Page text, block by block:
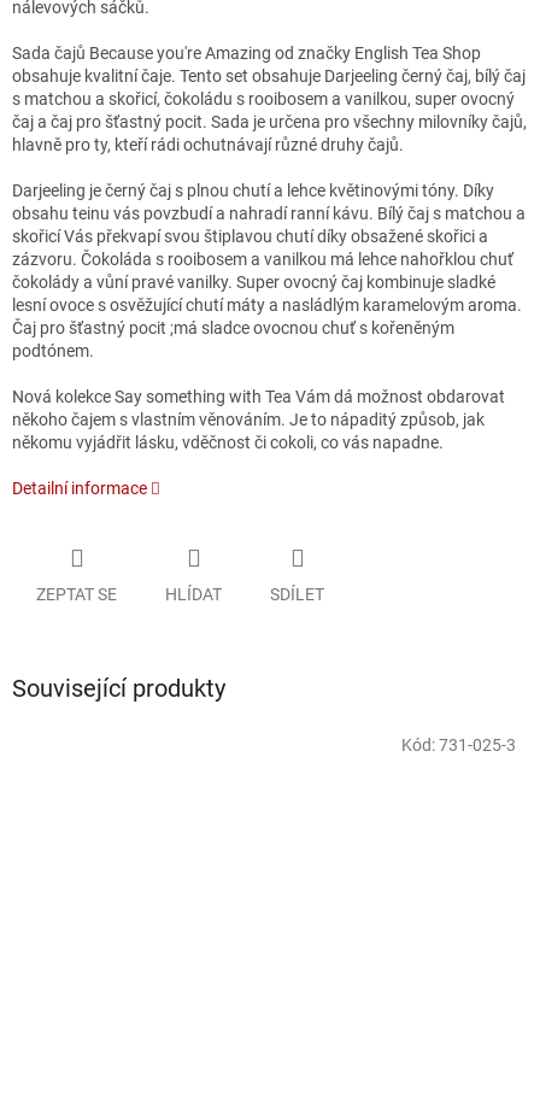
nálevových sáčků.
Sada čajů Because you're Amazing od značky English Tea Shop
obsahuje kvalitní čaje. Tento set obsahuje Darjeeling černý čaj, bílý čaj
s matchou a skořicí, čokoládu s rooibosem a vanilkou, super ovocný
čaj a čaj pro šťastný pocit. Sada je určena pro všechny milovníky čajů,
hlavně pro ty, kteří rádi ochutnávají různé druhy čajů.
Darjeeling je černý čaj s plnou chutí a lehce květinovými tóny. Díky
obsahu teinu vás povzbudí a nahradí ranní kávu. Bílý čaj s matchou a
skořicí Vás překvapí svou štiplavou chutí díky obsažené skořici a
zázvoru. Čokoláda s rooibosem a vanilkou má lehce nahořklou chuť
čokolády a vůní pravé vanilky. Super ovocný čaj kombinuje sladké
lesní ovoce s osvěžující chutí máty a nasládlým karamelovým aroma.
Čaj pro šťastný pocit ;má sladce ovocnou chuť s kořeněným
podtónem.
Nová kolekce Say something with Tea Vám dá možnost obdarovat
někoho čajem s vlastním věnováním. Je to nápaditý způsob, jak
někomu vyjádřit lásku, vděčnost či cokoli, co vás napadne.
Detailní informace
ZEPTAT SE HLÍDAT SDÍLET
Související produkty
Kód:731-025-3